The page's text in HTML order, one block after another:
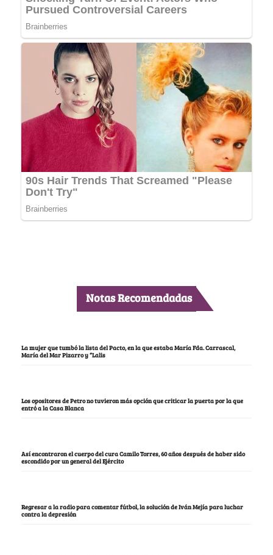
Notas Recomendadas
La mujer que tumbó la lista del Pacto, en la que estaba María Fda. Carrascal,
María del Mar Pizarro y “Lalis
Los opositores de Petro no tuvieron más opción que criticar la puerta por la que
entró a la Casa Blanca
Así encontraron el cuerpo del cura Camilo Torres, 60 años después de haber sido
escondido por un general del Ejército
Regresar a la radio para comentar fútbol, la solución de Iván Mejía para luchar
contra la depresión